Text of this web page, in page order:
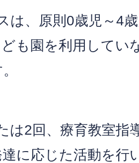
は、原則0歳児～4
も園を利用してい
は2回、療育教室指
に応じた活動を行